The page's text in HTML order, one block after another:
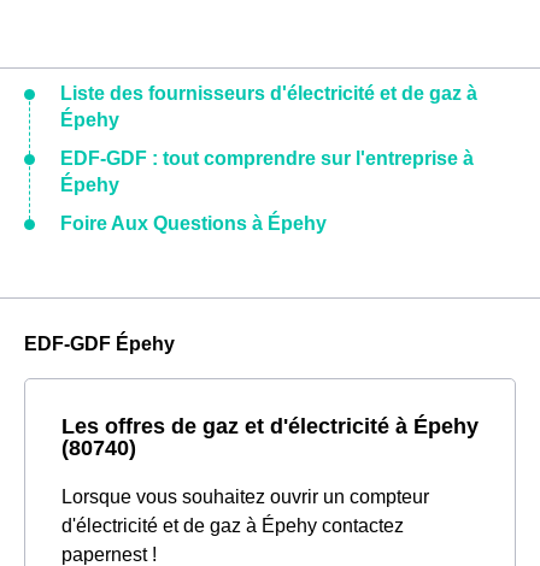
Liste des fournisseurs d'électricité et de gaz à
Épehy
EDF-GDF : tout comprendre sur l'entreprise à
Épehy
Foire Aux Questions à Épehy
EDF-GDF Épehy
Les offres de gaz et d'électricité à Épehy
(80740)
Lorsque vous souhaitez ouvrir un compteur
d'électricité et de gaz à Épehy contactez
papernest !